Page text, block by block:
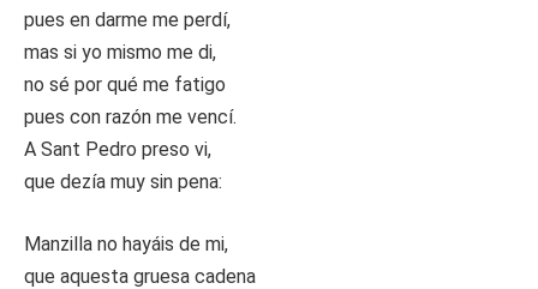
pues en darme me perdí,
mas si yo mismo me di,
no sé por qué me fatigo
pues con razón me vencí.
A Sant Pedro preso vi,
que dezía muy sin pena:
Manzilla no hayáis de mi,
que aquesta gruesa cadena